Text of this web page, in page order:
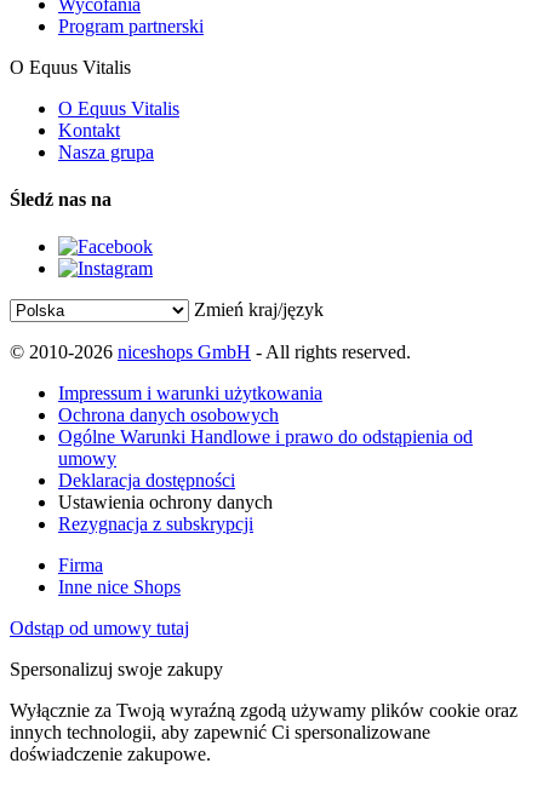
Program partnerski
O Equus Vitalis
O Equus Vitalis
Kontakt
Nasza grupa
Śledź nas na
Zmień kraj/język
© 2010-2026 niceshops GmbH - All rights reserved.
Impressum i warunki użytkowania
Ochrona danych osobowych
Ogólne Warunki Handlowe i prawo do odstąpienia od
umowy
Deklaracja dostępności
Ustawienia ochrony danych
Rezygnacja z subskrypcji
Firma
Inne nice Shops
Odstąp od umowy tutaj
Spersonalizuj swoje zakupy
Wyłącznie za Twoją wyraźną zgodą używamy plików cookie oraz
innych technologii, aby zapewnić Ci spersonalizowane
doświadczenie zakupowe.